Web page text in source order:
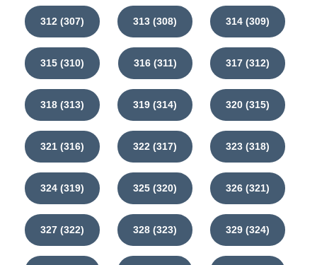
312 (307) 313 (308) 314 (309)
315 (310) 316 (311) 317 (312)
318 (313) 319 (314) 320 (315)
321 (316) 322 (317) 323 (318)
324 (319) 325 (320) 326 (321)
327 (322) 328 (323) 329 (324)